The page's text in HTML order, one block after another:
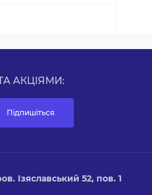
АКЦІЯМИ:
Підпишіться
Ізяславський 52, пов. 1